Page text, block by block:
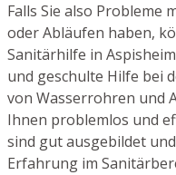
Falls Sie also Probleme
oder Abläufen haben,
Sanitärhilfe in
und geschulte Hilfe bei
von Wasserrohren und
Ihnen problemlos und
sind gut ausgebildet
Erfahrung im